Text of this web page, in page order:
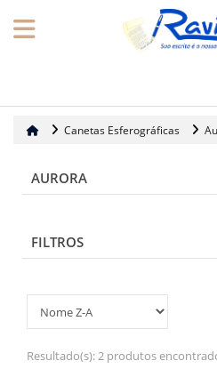
Canetas Esferográficas
AURORA
FILTROS
Resultado(s):2 produtos